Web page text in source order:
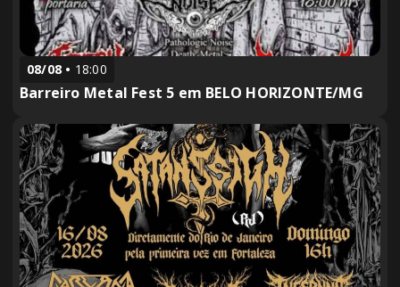
08/08 18:00
Barreiro Metal Fest 5 em BELO HORIZONTE/MG